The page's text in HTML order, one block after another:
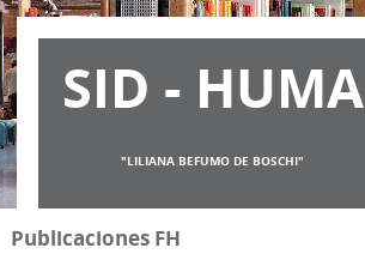
SID - HUMA
"LILIANA BEFUMO DE BOSCHI"
Publicaciones FH